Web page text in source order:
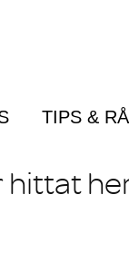
Menu
TIPS &
hittat